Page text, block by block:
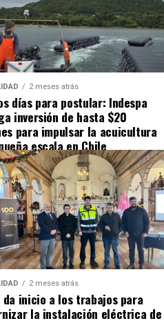
2 meses atrás
días para postular: Indespa
inversión de hasta $20
para impulsar la acuicultura
escala en Chile
2 meses atrás
da inicio a los trabajos para
la instalación eléctrica de